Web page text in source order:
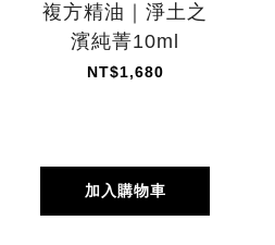
複方精油｜淨土之
濱純菁10ml
NT$1,680
加入購物車